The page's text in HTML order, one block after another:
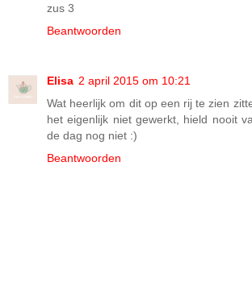
zus 3
Beantwoorden
Elisa 2 april 2015 om 10:21
Wat heerlijk om dit op een rij te zien
het eigenlijk niet gewerkt, hield nooit
de dag nog niet :)
Beantwoorden